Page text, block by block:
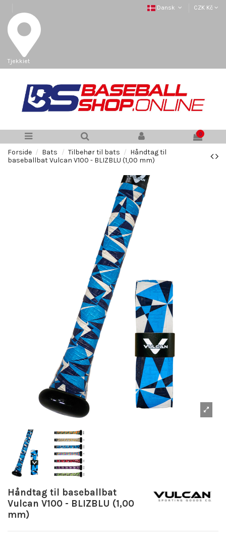
Tjekkiet
Dansk CZK Kč
0
Forside Bats Tilbehør til bats
Håndtag til
baseballbat Vulcan V100 - BLIZBLU (1,00 mm)
Håndtag til baseballbat
Vulcan V100 - BLIZBLU (1,00
mm)